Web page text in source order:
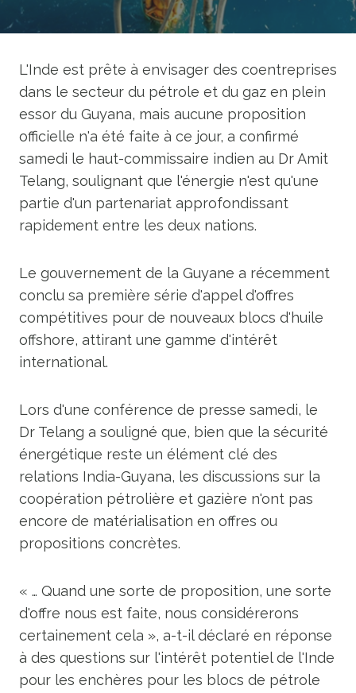
L'Inde est prête à envisager des coentreprises
dans le secteur du pétrole et du gaz en plein
essor du Guyana, mais aucune proposition
officielle n'a été faite à ce jour, a confirmé
samedi le haut-commissaire indien au Dr Amit
Telang, soulignant que l'énergie n'est qu'une
partie d'un partenariat approfondissant
rapidement entre les deux nations.
Le gouvernement de la Guyane a récemment
conclu sa première série d'appel d'offres
compétitives pour de nouveaux blocs d'huile
offshore, attirant une gamme d'intérêt
international.
Lors d'une conférence de presse samedi, le
Dr Telang a souligné que, bien que la sécurité
énergétique reste un élément clé des
relations India-Guyana, les discussions sur la
coopération pétrolière et gazière n'ont pas
encore de matérialisation en offres ou
propositions concrètes.
« … Quand une sorte de proposition, une sorte
d'offre nous est faite, nous considérerons
certainement cela », a-t-il déclaré en réponse
à des questions sur l'intérêt potentiel de l'Inde
pour les enchères pour les blocs de pétrole